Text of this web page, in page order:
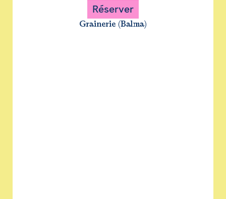
Réserver
Grainerie (Balma)